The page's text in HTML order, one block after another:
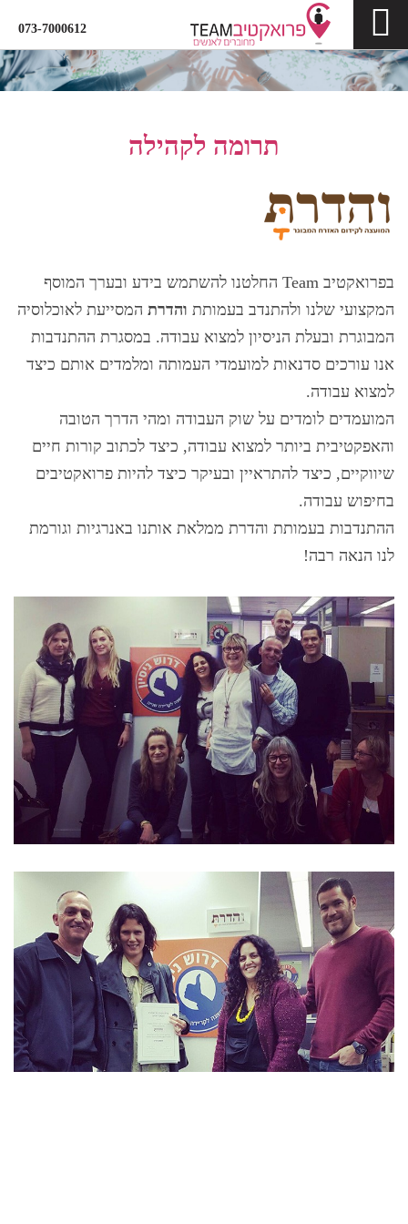
073-7000612
תרומה לקהילה
בפרואקטיב Team החלטנו להשתמש בידע ובערך המוסף
המקצועי שלנו ולהתנדב בעמותת והדרת ​המסייעת לאוכלוסיה
המבוגרת ובעלת הניסיון למצוא עבודה. במסגרת ההתנדבות
אנו עורכים סדנאות למועמדי העמותה ומלמדים אותם כיצד
למצוא עבודה.
המועמדים לומדים על שוק העבודה ומהי הדרך הטובה
והאפקטיבית ביותר למצוא עבודה, כיצד לכתוב קורות חיים
שיווקיים, כיצד להתראיין ובעיקר כיצד להיות פרואקטיבים
בחיפוש עבודה.
ההתנדבות בעמותת והדרת ממלאת אותנו באנרגיות וגורמת
לנו הנאה רבה!